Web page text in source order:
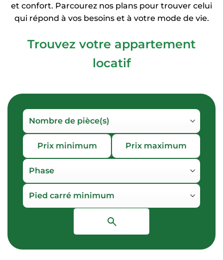
et confort. Parcourez nos plans pour trouver celui
qui répond à vos besoins et à votre mode de vie.
Trouvez votre appartement
locatif